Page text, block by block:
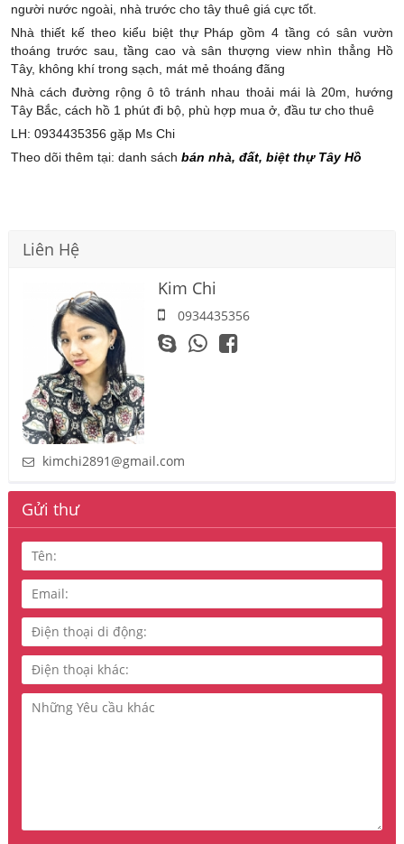
người nước ngoài, nhà trước cho tây thuê giá cực tốt.
Nhà thiết kế theo kiểu biệt thự Pháp gồm 4 tầng có sân vườn
thoáng trước sau, tầng cao và sân thượng view nhìn thẳng Hồ
Tây, không khí trong sạch, mát mẻ thoáng đãng
Nhà cách đường rộng ô tô tránh nhau thoải mái là 20m, hướng
Tây Bắc, cách hồ 1 phút đi bộ, phù hợp mua ở, đầu tư cho thuê
LH: 0934435356 gặp Ms Chi
Theo dõi thêm tại: danh sáchbán nhà, đất, biệt thự Tây Hồ
Liên Hệ
Kim Chi
0934435356
kimchi2891@gmail.com
Gửi thư